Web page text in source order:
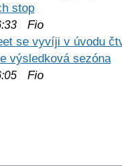
stop
Fio
se vyvíji v úvodu
výsledková sezóna
Fio